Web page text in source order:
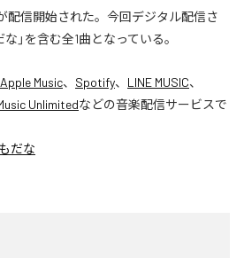
配信開始された。今回デジタル配信さ
」を含む全1曲となっている。
Apple Music、 Spotify、 LINE MUSIC、
Unlimitedなどの音楽配信サービスで
だな